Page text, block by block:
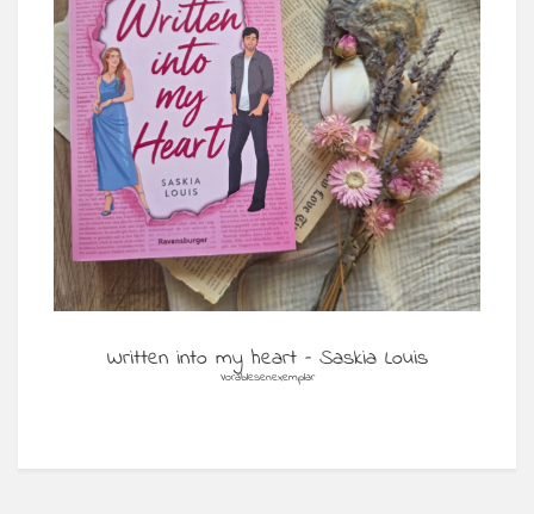
Written into my heart – Saskia Louis
Vorablesenexemplar